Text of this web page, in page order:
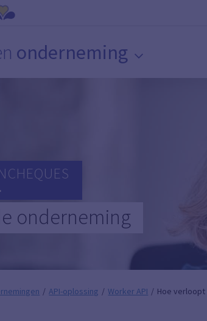
onderneming
onderneming
API-oplossing Worker API Hoe verloopt